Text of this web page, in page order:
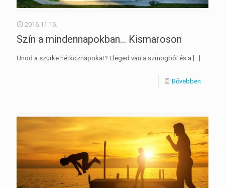
2016.11.16.
Szín a mindennapokban… Kismaroson
Unod a szürke hétköznapokat? Eleged van a szmogból és a
Bővebben